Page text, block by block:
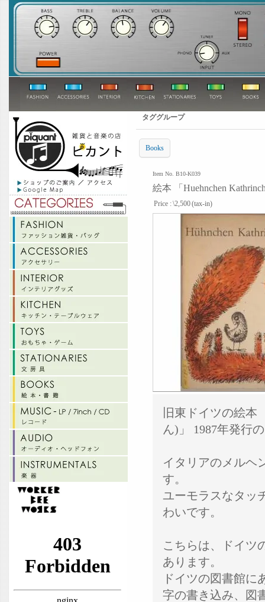
タググループ
Books
Item No. B10-K039
絵本 「Huehnchen
Price :\2,500(tax-in)
旧東ドイツの絵本
ん)」 1987年発行
イタリアのメルヘ
す。
ユーモラスなタッ
わいです。
こちらは、ドイツ
あります。
ドイツの図書館に
字の書き込み、図